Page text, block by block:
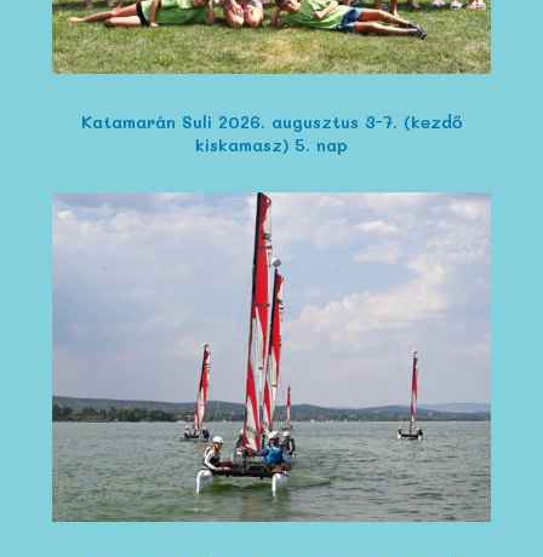
Katamarán Suli 2026. augusztus 3-7. (kezdő
kiskamasz) 5. nap